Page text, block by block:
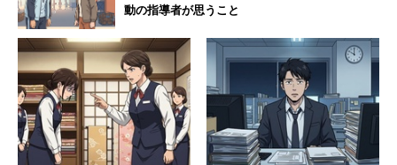
動の指導者が思うこと